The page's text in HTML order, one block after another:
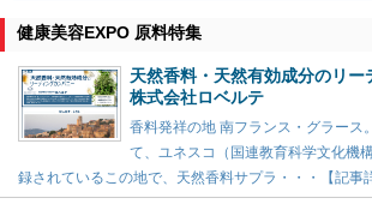
健康美容EXPO 原料特集
天然香料・天然有効成分のリー
株式会社ロベルテ
香料発祥の地 南フランス・グラース
て、ユネスコ（国連教育科学文化機
録されているこの地で、天然香料サプラ・・・【記事